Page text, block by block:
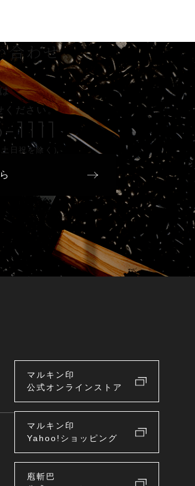
合わせ
ください。
日祝を除く）
マルキン印
公式オンラインストア
マルキン印
Yahoo!ショッピング
庖斬巴